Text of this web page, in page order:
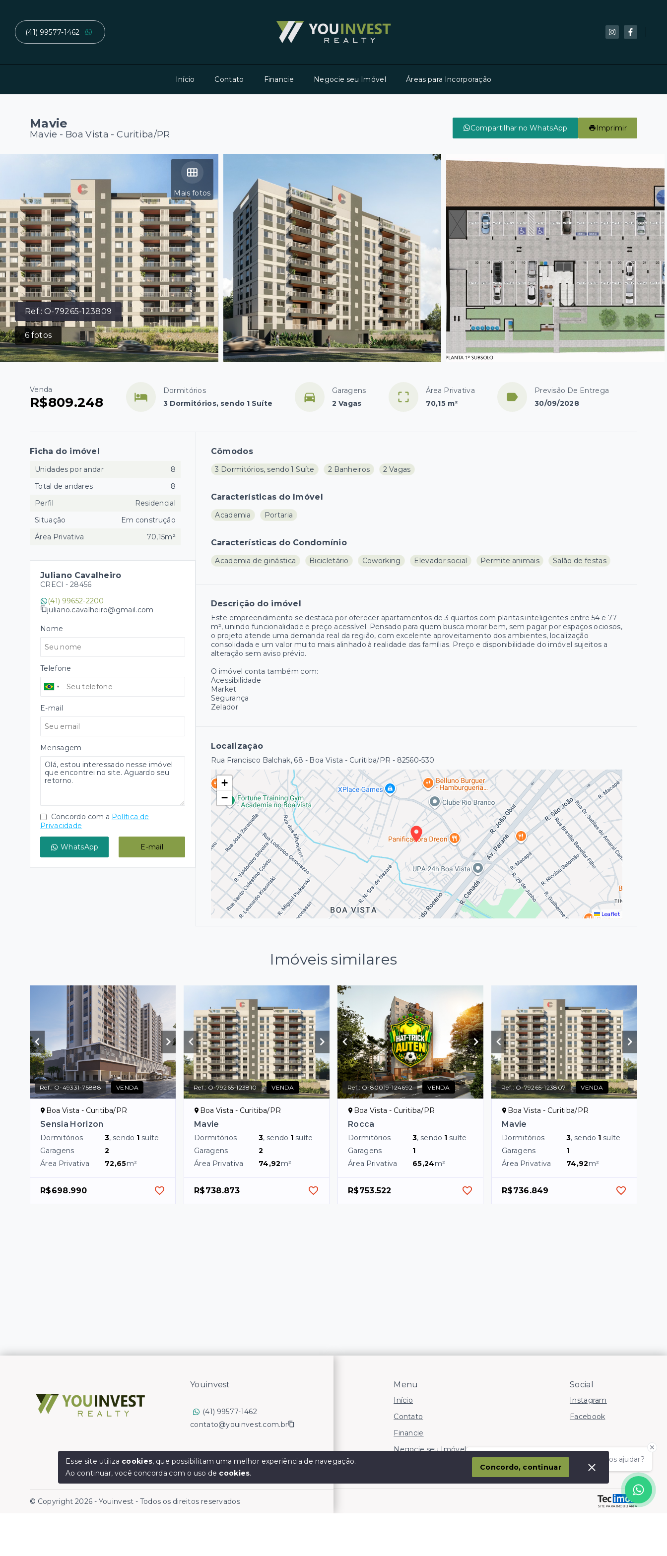
(41) 99577-1462
Início Contato Financie Negocie seu Imóvel Áreas para Incorporação
Mavie
Mavie - Boa Vista - Curitiba/PR
Compartilhar no WhatsApp Imprimir
Ref.:O-79265-123809
6 fotos
Mais fotos
Venda
R$809.248
Dormitórios
3 Dormitórios, sendo 1 Suíte
Garagens
2 Vagas
Área Privativa
70,15 m²
Previsão De Entrega
30/09/2028
Cômodos
3 Dormitórios, sendo 1 Suíte 2 Banheiros 2 Vagas
Características do Imóvel
Academia Portaria
Características do Condomínio
Academia de ginástica Bicicletário Coworking Elevador social Permite animais Salão de festas
Descrição do imóvel
Este empreendimento se destaca por oferecer apartamentos de 3 quartos com plantas inteligentes entre 54 e 77
m², unindo funcionalidade e preço acessível. Pensado para quem busca morar bem, sem pagar por espaços ociosos,
o projeto atende uma demanda real da região, com excelente aproveitamento dos ambientes, localização
consolidada e um valor muito mais alinhado à realidade das famílias. Preço e disponibilidade do imóvel sujeitos a
alteração sem aviso prévio.
O imóvel conta também com:
Acessibilidade
Market
Segurança
Zelador
Localização
Rua Francisco Balchak, 68 - Boa Vista - Curitiba/PR - 82560-530
+
−
Leaflet
Ficha do imóvel
Unidades por andar
8
Total de andares
8
Perfil
Residencial
Situação
Em construção
Área Privativa
70,15m²
Juliano Cavalheiro
CRECI - 28456
(41) 99652-2200
juliano.cavalheiro@gmail.com
Nome
Telefone
E-mail
Mensagem
Concordo com a Política de
Privacidade
WhatsApp E-mail
Imóveis similares
Ref.:O-49331-75888 VENDA
Boa Vista - Curitiba/PR
Sensia Horizon
Dormitórios 3, sendo 1 suíte
Garagens
2
Área Privativa
72,65m²
R$698.990
Ref.: O-79265-123810 VENDA
Boa Vista - Curitiba/PR
Mavie
Dormitórios 3, sendo 1 suíte
Garagens
2
Área Privativa
74,92m²
R$738.873
Ref.: O-80019-124692 VENDA
Boa Vista - Curitiba/PR
Rocca
Dormitórios 3, sendo 1 suíte
Garagens
1
Área Privativa
65,24m²
R$753.522
Ref.: O-79265-123807 VENDA
Boa Vista - Curitiba/PR
Mavie
Dormitórios 3, sendo 1 suíte
Garagens
1
Área Privativa
74,92m²
R$736.849
Olá! somos da Linkmob, como podemos ajudar?
Menu
Início
Contato
Financie
Negocie seu Imóvel
Social
Instagram
Facebook
SITE PARA IMOBILIARIA
Youinvest
(41) 99577-1462
contato@youinvest.com.br
© Copyright 2026 - Youinvest - Todos os direitos reservados
Esse site utiliza cookies, que possibilitam uma melhor experiência de navegação.
Ao continuar, você concorda com o uso de cookies.
Concordo, continuar